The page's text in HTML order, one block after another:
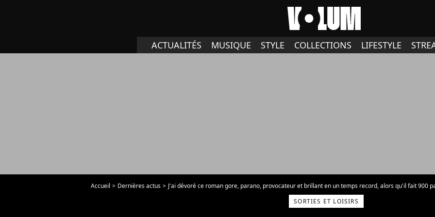
ACTUALITÉS MUSIQUE STYLE COLLECTIONS LIFESTYLE
Accueil Dernières actus
J'ai dévoré ce roman gore, parano, provocateur et brillant en un temps record, alors qu'il fait 900
SORTIES ET LOISIRS